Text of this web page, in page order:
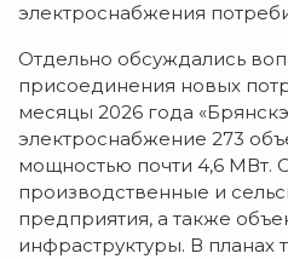
электроснабжения
Отдельно обсуждались
присоединения новых
месяцы 2026 года
электроснабжение 273
мощностью почти 4,6 МВт.
производственные и
предприятия, а также
инфраструктуры. В планах